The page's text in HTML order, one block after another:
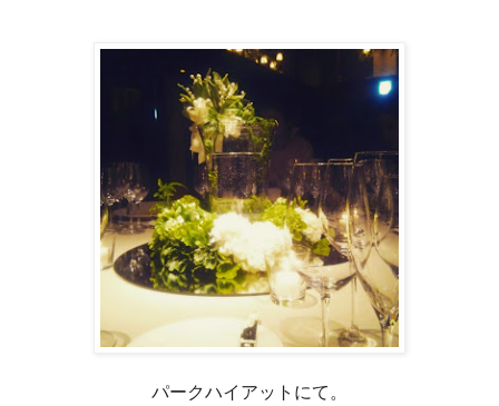
パークハイアットにて。